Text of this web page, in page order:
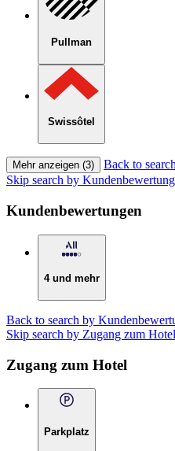
Pullman
Swissôtel
Mehr anzeigen (3)
Back to
Skip search by
Kundenbewertungen
4 und mehr
Back to search by
Skip search by Zugang zum Hotel
Zugang zum Hotel
Parkplatz